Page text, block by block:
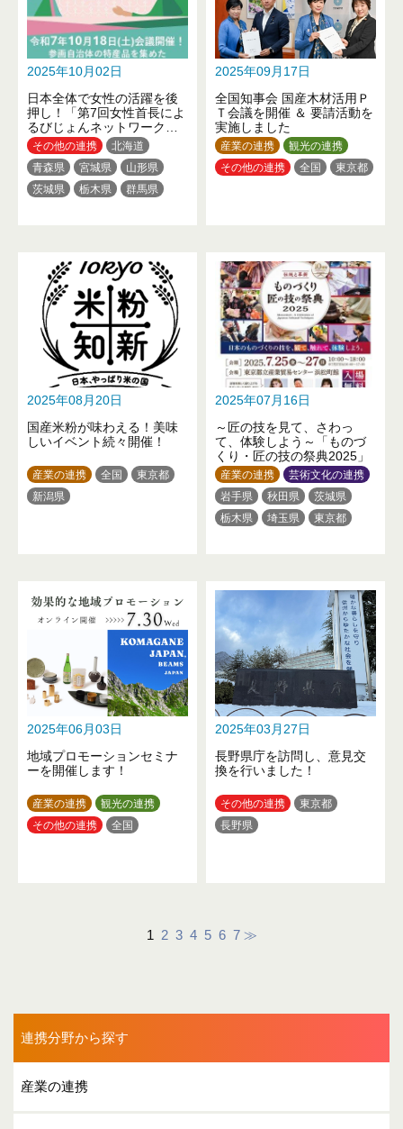
2025年10月02日
日本全体で女性の活躍を後
押し！「第7回女性首長によ
るびじょんネットワーク」
を開催します！
その他の連携
北海道
青森県
宮城県
山形県
茨城県
栃木県
群馬県
愛知県
三重県
滋賀県
京都府
大阪府
兵庫県
和歌山県
鳥取県
岡山県
山口県
徳島県
高知県
福岡県
熊本県
大分県
沖縄県
2025年09月17日
全国知事会 国産木材活用Ｐ
Ｔ会議を開催 ＆ 要請活動を
実施しました
産業の連携
観光の連携
その他の連携
全国 東京都
2025年08月20日
国産米粉が味わえる！美味
しいイベント続々開催！
産業の連携 全国
東京都
新潟県
2025年07月16日
～匠の技を見て、さわっ
て、体験しよう～「ものづ
くり・匠の技の祭典2025」
産業の連携
芸術文化の連携
岩手県
秋田県
茨城県
栃木県
埼玉県
東京都
佐賀県
長崎県
2025年06月03日
地域プロモーションセミナ
ーを開催します！
産業の連携
観光の連携
その他の連携
全国
2025年03月27日
長野県庁を訪問し、意見交
換を行いました！
その他の連携
東京都
長野県
1 2 3 4 5 6 7 ≫
連携分野から探す
産業の連携